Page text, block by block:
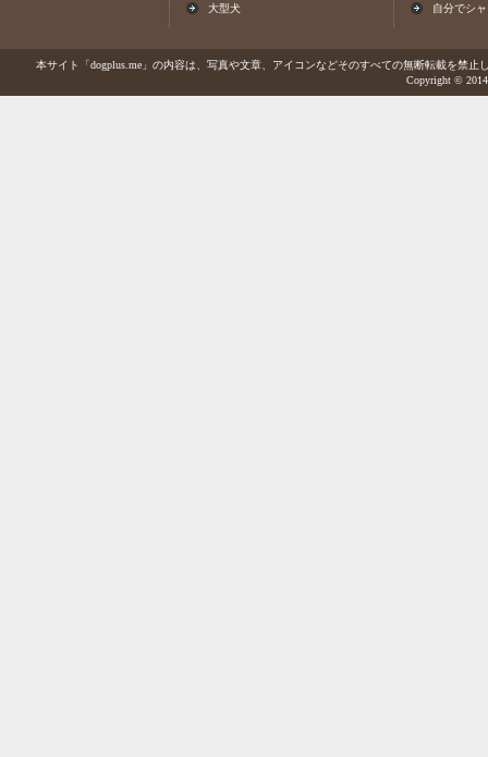
大型犬 自分でシ
本サイト「dogplus.me」の内容は、写真や文章、アイコンなどそのすべての無断転載を禁
Copyright ©